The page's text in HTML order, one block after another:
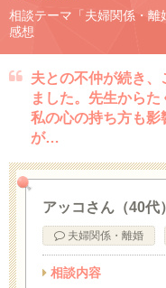
相談テーマ「夫婦関係・
感想
夫との不仲が続き
ました。先生からた
私の心の持ち方も影
が…
アッコさん（40代）
夫婦関係・離婚
相談内容